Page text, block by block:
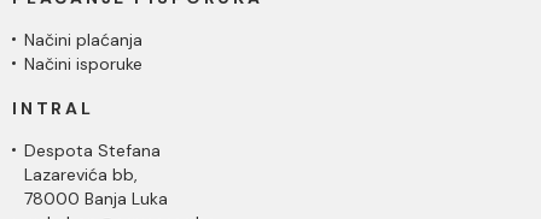
Načini plaćanja
Načini isporuke
INTRAL
Despota Stefana
Lazarevića bb,
78000 Banja Luka